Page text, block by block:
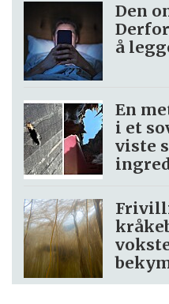
Den
å
En
i et
viste